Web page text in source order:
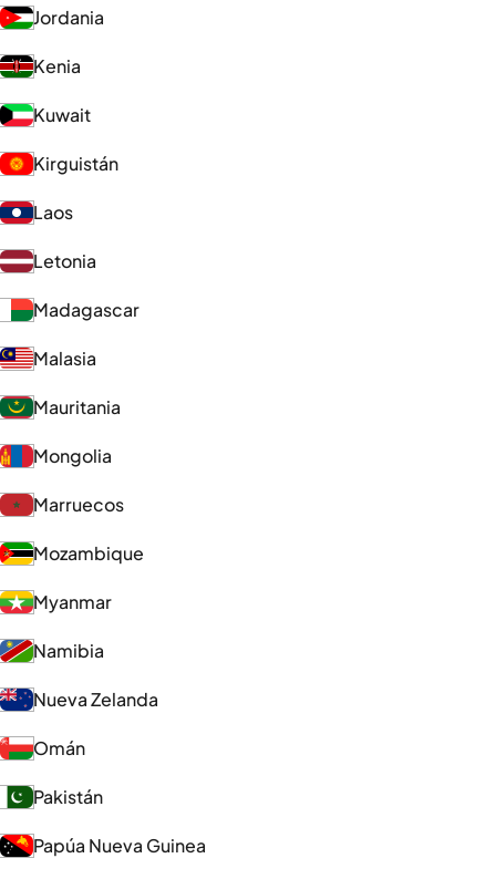
Jordania
Kenia
Kuwait
Kirguistán
Laos
Letonia
Madagascar
Malasia
Mauritania
Mongolia
Marruecos
Mozambique
Myanmar
Namibia
Nueva Zelanda
Omán
Pakistán
Papúa Nueva Guinea